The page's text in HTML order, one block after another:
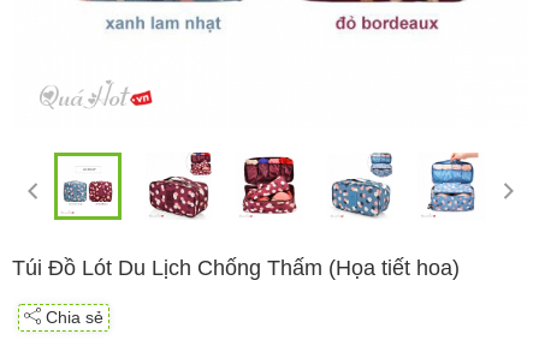
Túi Đồ Lót Du Lịch Chống Thấm (Họa tiết hoa)
Chia sẻ